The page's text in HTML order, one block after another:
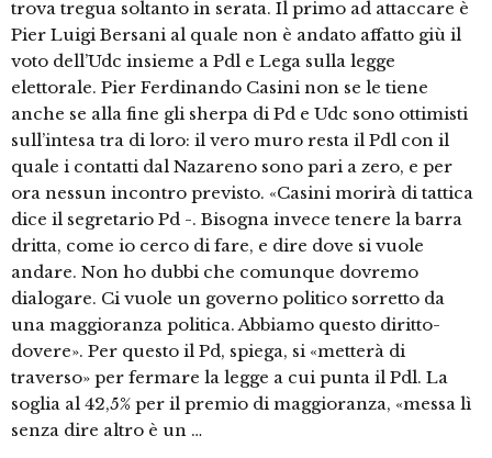
trova tregua soltanto in serata. Il primo ad attaccare è
Pier Luigi Bersani al quale non è andato affatto giù il
voto dell’Udc insieme a Pdl e Lega sulla legge
elettorale. Pier Ferdinando Casini non se le tiene
anche se alla fine gli sherpa di Pd e Udc sono ottimisti
sull’intesa tra di loro: il vero muro resta il Pdl con il
quale i contatti dal Nazareno sono pari a zero, e per
ora nessun incontro previsto. «Casini morirà di tattica
dice il segretario Pd -. Bisogna invece tenere la barra
dritta, come io cerco di fare, e dire dove si vuole
andare. Non ho dubbi che comunque dovremo
dialogare. Ci vuole un governo politico sorretto da
una maggioranza politica. Abbiamo questo diritto-
dovere». Per questo il Pd, spiega, si «metterà di
traverso» per fermare la legge a cui punta il Pdl. La
soglia al 42,5% per il premio di maggioranza, «messa lì
senza dire altro è un …